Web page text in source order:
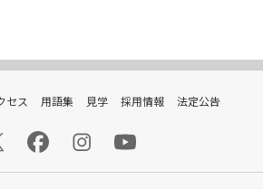
セス 用語集 見学 採用情報 法定公告